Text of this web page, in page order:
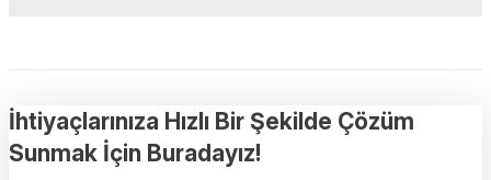
Görüş ve önerileriniz için teşekkür ederiz.
Ürün resmi kalitesiz, bozuk veya görüntülenemiyor.
İhtiyaçlarınıza Hızlı Bir Şekilde Çözüm
Sunmak İçin Buradayız!